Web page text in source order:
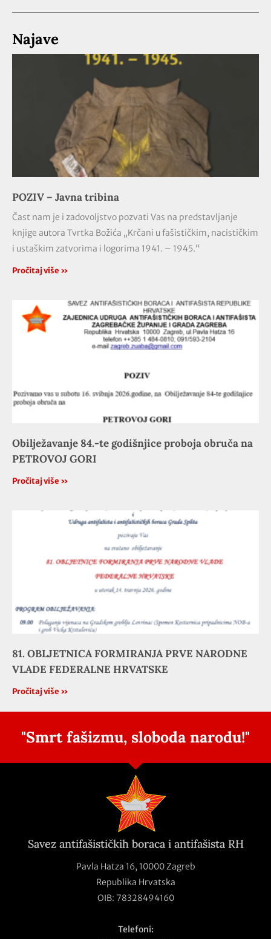
Najave
POZIV – Javna tribina
Čast nam je i zadovoljstvo pozvati Vas na predstavljanje
knjige autora Tvrtka Božića „Krčani u fašističkim, nacističkim
i ustaškim zatvorima i logorima 1941. – 1945.“
Pročitaj više »
Obilježavanje 84.-te godišnjice proboja obruča na
PETROVOJ GORI
Pročitaj više »
81. OBLJETNICA FORMIRANJA PRVE NARODNE
VLADE FEDERALNE HRVATSKE
Pročitaj više »
"Smrt fašizmu, sloboda narodu!"
Savez antifašističkih boraca i antifašista RH
Pavla Hatza 16, 10000 Zagreb
Republika Hrvatska
OIB: 78328494160
Telefoni: